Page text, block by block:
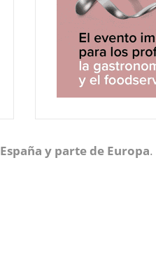
y parte de Europa.